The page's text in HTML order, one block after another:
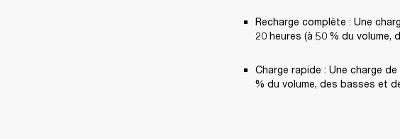
Recharge complète : Une
20 heures (à 50 % du volume,
Charge rapide : Une charge
% du volume, des basses et